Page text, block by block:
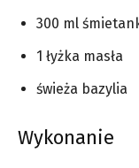
300 ml
1 łyżka masła
świeża bazylia
Wykonanie